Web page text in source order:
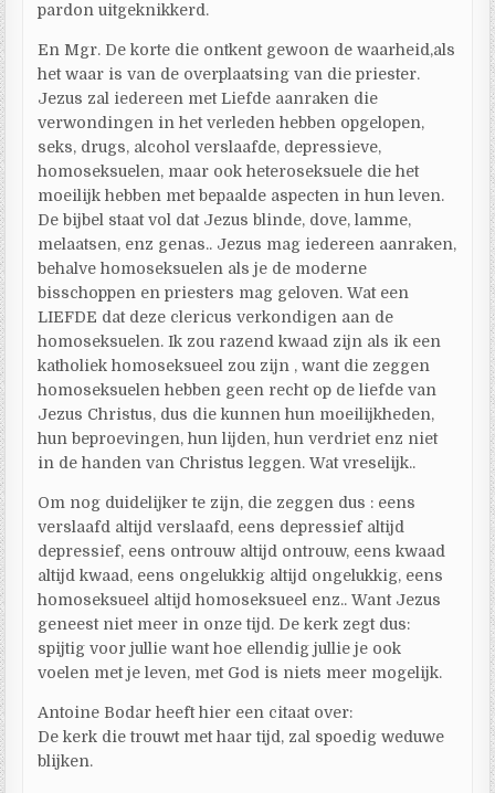
pardon uitgeknikkerd.
En Mgr. De korte die ontkent gewoon de waarheid,als
het waar is van de overplaatsing van die priester.
Jezus zal iedereen met Liefde aanraken die
verwondingen in het verleden hebben opgelopen,
seks, drugs, alcohol verslaafde, depressieve,
homoseksuelen, maar ook heteroseksuele die het
moeilijk hebben met bepaalde aspecten in hun leven.
De bijbel staat vol dat Jezus blinde, dove, lamme,
melaatsen, enz genas.. Jezus mag iedereen aanraken,
behalve homoseksuelen als je de moderne
bisschoppen en priesters mag geloven. Wat een
LIEFDE dat deze clericus verkondigen aan de
homoseksuelen. Ik zou razend kwaad zijn als ik een
katholiek homoseksueel zou zijn , want die zeggen
homoseksuelen hebben geen recht op de liefde van
Jezus Christus, dus die kunnen hun moeilijkheden,
hun beproevingen, hun lijden, hun verdriet enz niet
in de handen van Christus leggen. Wat vreselijk..
Om nog duidelijker te zijn, die zeggen dus : eens
verslaafd altijd verslaafd, eens depressief altijd
depressief, eens ontrouw altijd ontrouw, eens kwaad
altijd kwaad, eens ongelukkig altijd ongelukkig, eens
homoseksueel altijd homoseksueel enz.. Want Jezus
geneest niet meer in onze tijd. De kerk zegt dus:
spijtig voor jullie want hoe ellendig jullie je ook
voelen met je leven, met God is niets meer mogelijk.
Antoine Bodar heeft hier een citaat over:
De kerk die trouwt met haar tijd, zal spoedig weduwe
blijken.